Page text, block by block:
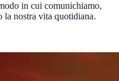
in cui comunichiamo,
nostra vita quotidiana.